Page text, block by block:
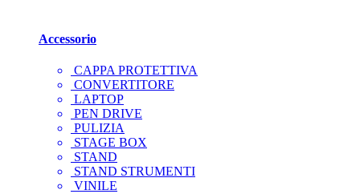
Accessorio
CAPPA PROTETTIVA
CONVERTITORE
LAPTOP
PEN DRIVE
PULIZIA
STAGE BOX
STAND
STAND STRUMENTI
VINILE